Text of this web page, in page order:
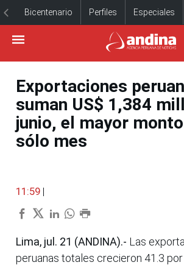
Bicentenario Perfiles Especiales
Exportaciones
suman US$ 1,384
junio, el mayor
sólo mes
11:59 |
Lima, jul. 21 (ANDINA).- Las
peruanas totales crecieron 41.3